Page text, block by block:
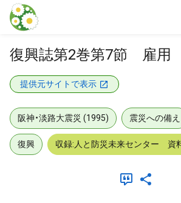
本文に飛ぶ
復興誌第2巻第7節 雇
提供元サイトで表示
阪神・淡路大震災 (1995) 震災への備え
復興 収録:人と防災未来センター 資